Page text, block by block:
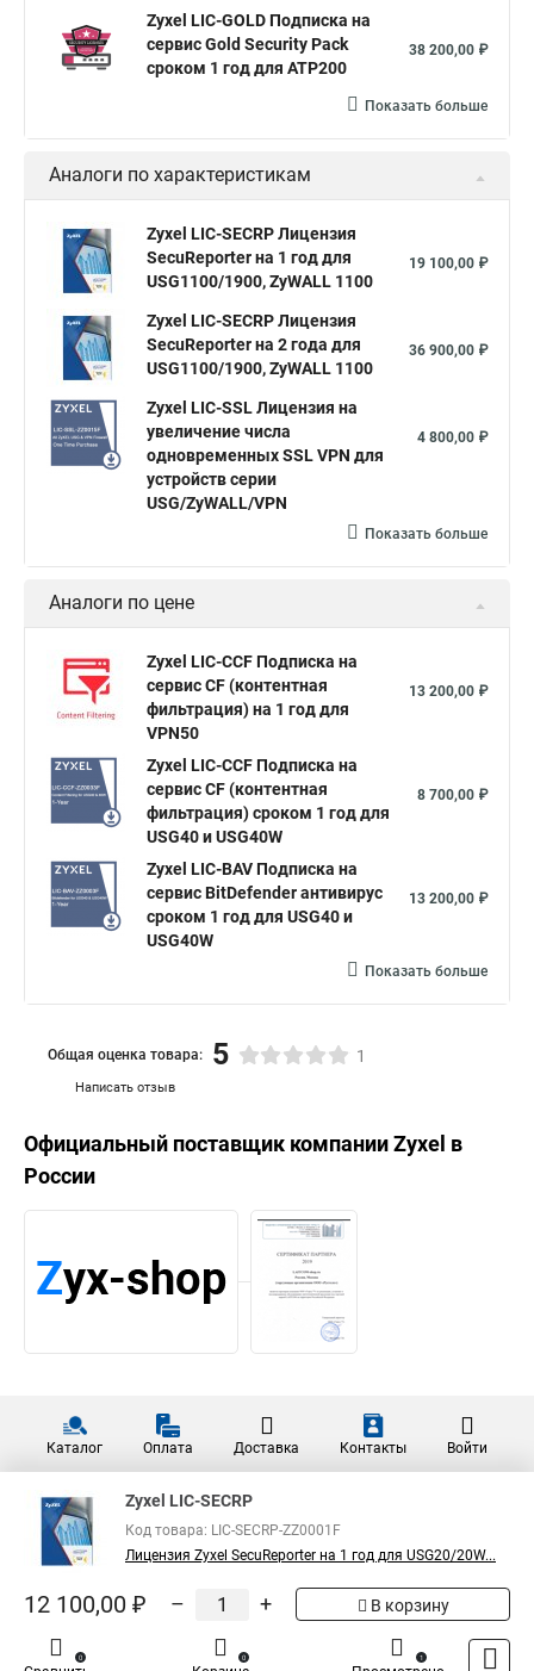
Zyxel LIC-GOLD Подписка на
сервис Gold Security Pack
сроком 1 год для ATP200
38 200,00 ₽
Показать больше
Аналоги по характеристикам
Zyxel LIC-SECRP Лицензия
SecuReporter на 1 год для
USG1100/1900, ZyWALL 1100
19 100,00 ₽
Zyxel LIC-SECRP Лицензия
SecuReporter на 2 года для
USG1100/1900, ZyWALL 1100
36 900,00 ₽
Zyxel LIC-SSL Лицензия на
увеличение числа
одновременных SSL VPN для
устройств серии
USG/ZyWALL/VPN
4 800,00 ₽
Показать больше
Аналоги по цене
Zyxel LIC-CCF Подписка на
сервис CF (контентная
фильтрация) на 1 год для
VPN50
13 200,00 ₽
Zyxel LIC-CCF Подписка на
сервис CF (контентная
фильтрация) сроком 1 год для
USG40 и USG40W
8 700,00 ₽
Zyxel LIC-BAV Подписка на
сервис BitDefender антивирус
сроком 1 год для USG40 и
USG40W
13 200,00 ₽
Показать больше
Написать отзыв
Общая оценка товара: 5 1
Официальный поставщик компанииZyxel в
России
Каталог Оплата Доставка Контакты Войти
Zyxel LIC-SECRP
Код товара: LIC-SECRP-ZZ0001F
Лицензия Zyxel SecuReporter на 1 год для USG20/20W...
12 100,00 ₽ – + В корзину
0 0 1